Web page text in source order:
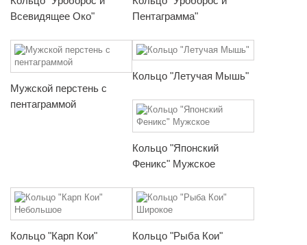
Всевидящее Око"
Пентаграмма"
Мужской перстень с
пентаграммой
Кольцо "Летучая Мышь"
Кольцо "Японский
Феникс" Мужское
Кольцо "Карп Кои"
Кольцо "Рыба Кои"